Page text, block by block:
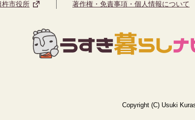
杵市役所 著作権・免責事項・個人情報について
Copyright (C) Usuki